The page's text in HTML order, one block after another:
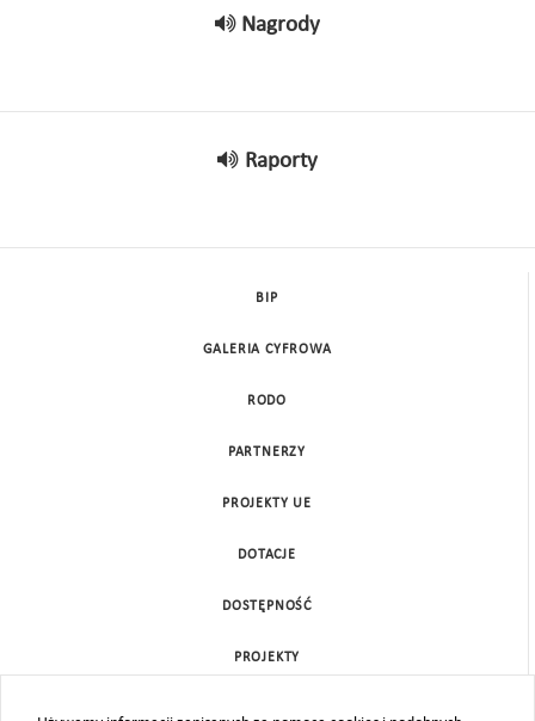
Nagrody
Raporty
BIP
GALERIA CYFROWA
RODO
PARTNERZY
PROJEKTY UE
DOTACJE
DOSTĘPNOŚĆ
PROJEKTY